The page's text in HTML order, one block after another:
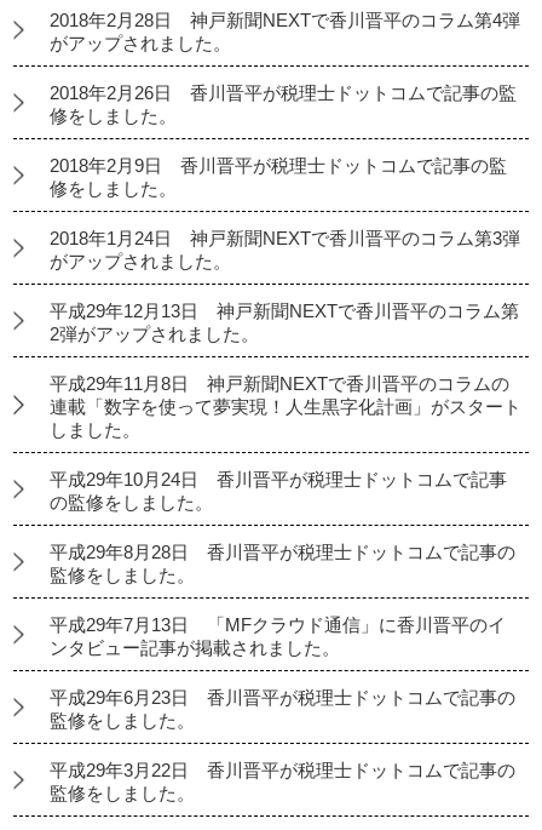
2018年2月28日 神戸新聞NEXTで香川晋平のコラム第4弾
がアップされました。
2018年2月26日 香川晋平が税理士ドットコムで記事の監
修をしました。
2018年2月9日 香川晋平が税理士ドットコムで記事の監
修をしました。
2018年1月24日 神戸新聞NEXTで香川晋平のコラム第3弾
がアップされました。
平成29年12月13日 神戸新聞NEXTで香川晋平のコラム第
2弾がアップされました。
平成29年11月8日 神戸新聞NEXTで香川晋平のコラムの
連載「数字を使って夢実現！人生黒字化計画」がスタート
しました。
平成29年10月24日 香川晋平が税理士ドットコムで記事
の監修をしました。
平成29年8月28日 香川晋平が税理士ドットコムで記事の
監修をしました。
平成29年7月13日 「MFクラウド通信」に香川晋平のイ
ンタビュー記事が掲載されました。
平成29年6月23日 香川晋平が税理士ドットコムで記事の
監修をしました。
平成29年3月22日 香川晋平が税理士ドットコムで記事の
監修をしました。